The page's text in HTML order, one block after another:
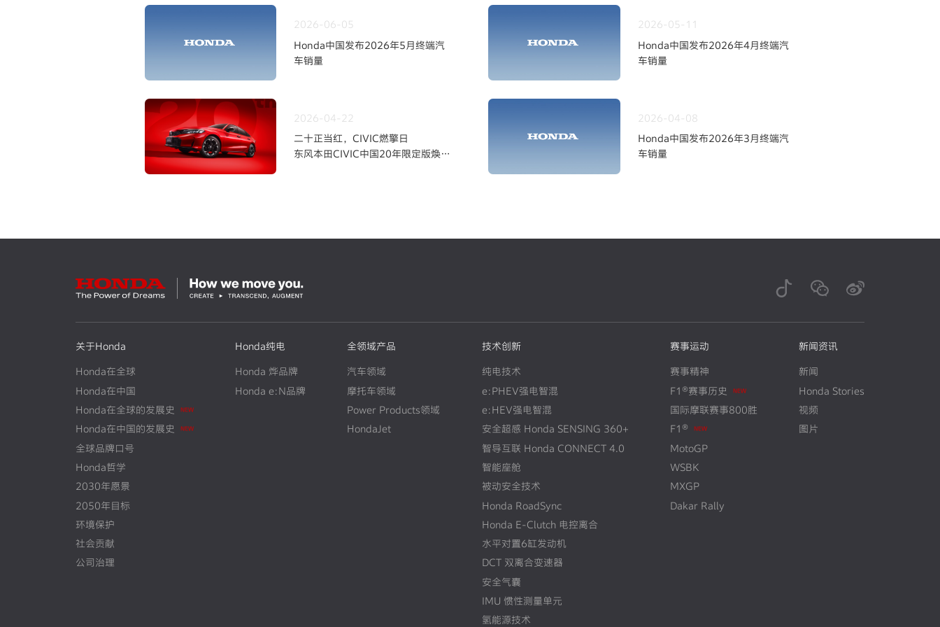
2026-06-05
Honda中国发布2026年5月终端汽
车销量
2026-05-11
Honda中国发布2026年4月终端汽
车销量
2026-04-22
二十正当红，CIVIC燃擎日
东风本田CIVIC中国20年限定版焕新
2026-04-08
Honda中国发布2026年3月终端汽
车销量
关于Honda
Honda在全球
Honda在中国
Honda在全球的发展史
NEW
Honda在中国的发展史 NEW
全球品牌口号
Honda哲学
2030年愿景
2050年目标
环境保护
社会贡献
公司治理
Honda纯电
Honda 烨品牌
Honda e:N品牌
全领域产品
汽车领域
摩托车领域
Power Products领域
HondaJet
技术创新
纯电技术
e:PHEV强电智混
e:HEV强电智混
安全超感 Honda SENSING 360+
智导互联 Honda CONNECT 4.0
智能座舱
被动安全技术
Honda RoadSync
Honda E-Clutch 电控离合
水平对置6缸发动机
DCT 双离合变速器
安全气囊
IMU 惯性测量单元
氢能源技术
赛事运动
赛事精神
F1®赛事历史
NEW
国际摩联赛事800胜
F1®
NEW
MotoGP
WSBK
MXGP
Dakar Rally
新闻资讯
新闻
Honda Stories
视频
图片